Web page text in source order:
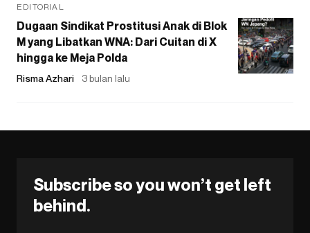
EDITORIAL
Dugaan Sindikat Prostitusi Anak di Blok
M yang Libatkan WNA: Dari Cuitan di X
hingga ke Meja Polda
Risma Azhari 3 bulan lalu
Subscribe so you won’t get left
behind.